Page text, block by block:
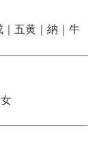
｜五黄｜納｜牛